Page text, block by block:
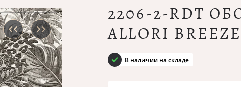
2206-2-RDT
ALLORI BREEZE
В наличии на складе